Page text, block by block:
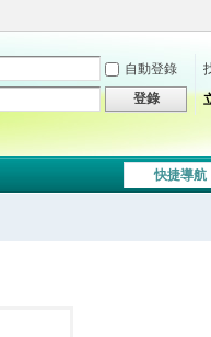
自動登錄
登錄
快捷導航